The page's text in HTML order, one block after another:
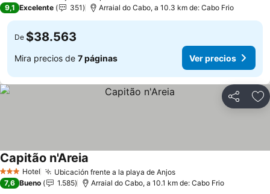
9,1 Excelente 351 Arraial do Cabo, a 10.3 km de: Cabo Frio
De $38.563
Mira precios de 7 páginas Ver precios
Compartir
3 Estrellas
Hotel Ubicación frente a la playa de AnjosVer precios
Capitão n'Areia
7,6 Bueno 1.585 Arraial do Cabo, a 10.1 km de: Cabo Frio